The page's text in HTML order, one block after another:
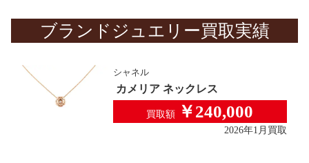
ブランドジュエリー買取実績
シャネル
カメリア ネックレス
買取額 ￥240,000
2026年1月買取